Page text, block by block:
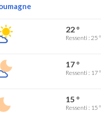
22 °
Ressenti : 25 °
17 °
Ressenti : 17 °
15 °
Ressenti : 15 °